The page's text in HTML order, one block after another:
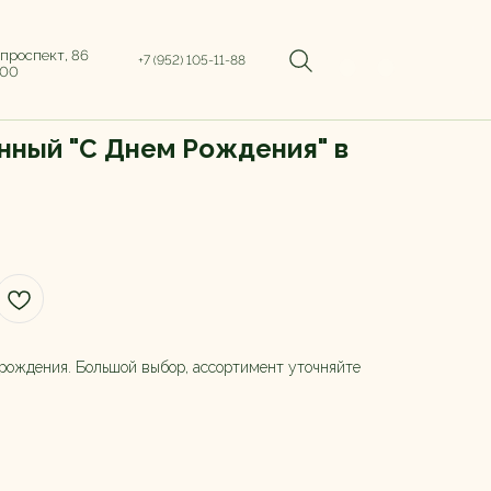
86
+7 (952) 105-11-88
"С Днем Рождения" в
Большой выбор, ассортимент уточняйте